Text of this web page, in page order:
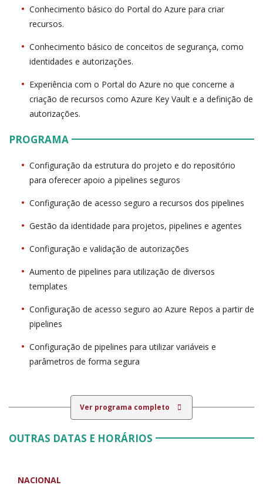
Conhecimento básico do Portal do Azure para criar
recursos.
Conhecimento básico de conceitos de segurança, como
identidades e autorizações.
Experiência com o Portal do Azure no que concerne a
criação de recursos como Azure Key Vault e a definição de
autorizações.
PROGRAMA
Configuração da estrutura do projeto e do repositório
para oferecer apoio a pipelines seguros
Configuração de acesso seguro a recursos dos pipelines
Gestão da identidade para projetos, pipelines e agentes
Configuração e validação de autorizações
Aumento de pipelines para utilização de diversos
templates
Configuração de acesso seguro ao Azure Repos a partir de
pipelines
Configuração de pipelines para utilizar variáveis e
parâmetros de forma segura
Ver programa completo
OUTRAS DATAS E HORÁRIOS
NACIONAL